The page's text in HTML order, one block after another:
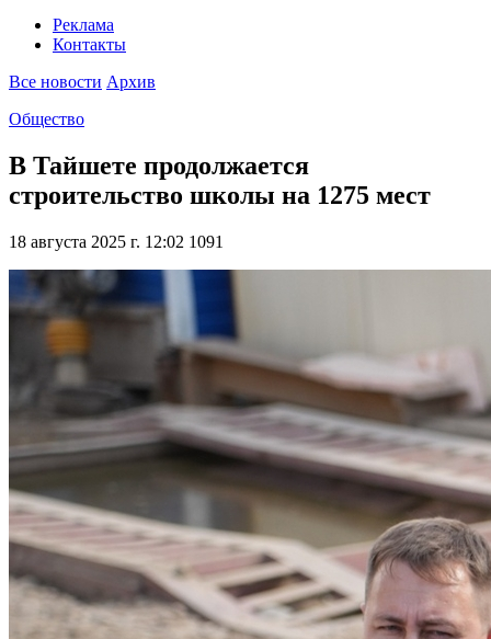
Реклама
Контакты
Все новости Архив
Общество
В Тайшете продолжается
строительство школы на 1275 мест
18 августа 2025 г. 12:02 1091